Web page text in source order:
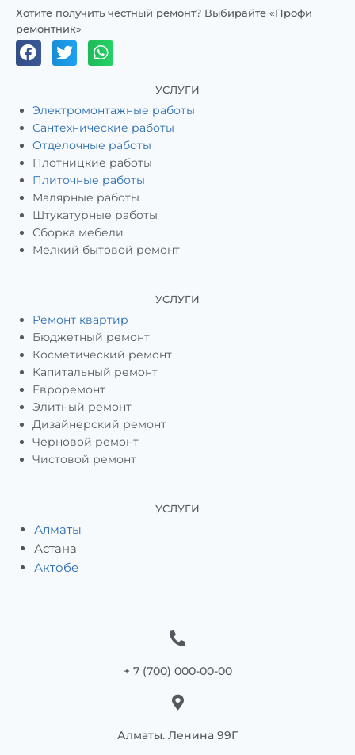
Хотите получить честный ремонт? Выбирайте «Профи
ремонтник»
УСЛУГИ
Электромонтажные работы
Сантехнические работы
Отделочные работы
Плотницкие работы
Плиточные работы
Малярные работы
Штукатурные работы
Сборка мебели
Мелкий бытовой ремонт
УСЛУГИ
Ремонт квартир
Бюджетный ремонт
Косметический ремонт
Капитальный ремонт
Евроремонт
Элитный ремонт
Дизайнерский ремонт
Черновой ремонт
Чистовой ремонт
УСЛУГИ
Алматы
Астана
Актобе
+ 7 (700) 000-00-00
Алматы. Ленина 99Г